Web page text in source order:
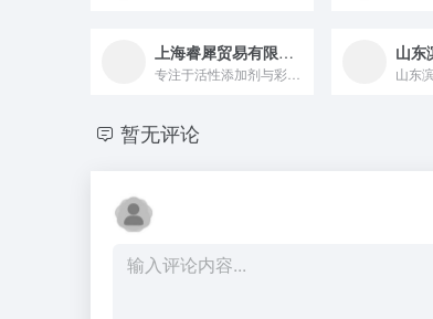
上海睿犀贸易有限公司
暂无评论